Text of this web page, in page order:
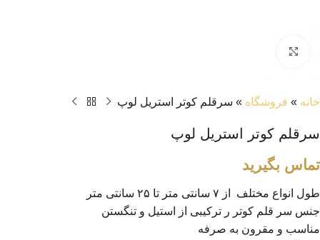
خانه » فروشگاه » سرقلم کوتر استریل لوپ
سرقلم کوتر استریل لوپ
تماس بگیرید
طول انواع مختلف از ۷ سانتی متر تا ۲۵ سانتی متر
جنس سر قلم کوتر ر ترکیبی از استیل و تنگستن
مناسب و مقرون به صرفه